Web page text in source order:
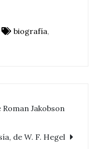
biografía,
Jakobson
de W. F. Hegel